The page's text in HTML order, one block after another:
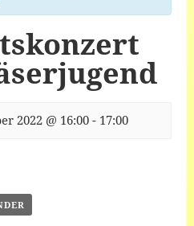
2022 @ 16:00 - 17:00